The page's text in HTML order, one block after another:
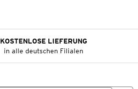
KOSTENLOSE LIEFERUNG
in alle deutschen Filialen